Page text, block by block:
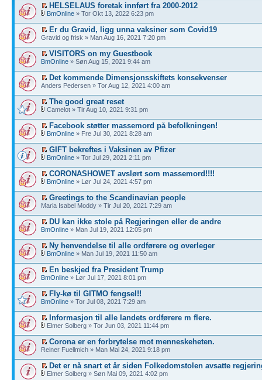
HELSELAUS foretak innført fra 2000-2012
BmOnline » Tor Okt 13, 2022 6:23 pm
Er du Gravid, ligg unna vaksiner som Covid19
Gravid og frisk » Man Aug 16, 2021 7:20 pm
VISITORS on my Guestbook
BmOnline » Søn Aug 15, 2021 9:44 am
Det kommende Dimensjonsskiftets konsekvenser
Anders Pedersen » Tor Aug 12, 2021 4:00 am
The good great reset
Camelot » Tir Aug 10, 2021 9:31 pm
Facebook støtter massemord på befolkningen!
BmOnline » Fre Jul 30, 2021 8:28 am
GIFT bekreftes i Vaksinen av Pfizer
BmOnline » Tor Jul 29, 2021 2:11 pm
CORONASHOWET avslørt som massemord!!!!
BmOnline » Lør Jul 24, 2021 4:57 pm
Greetings to the Scandinavian people
Maria Isabel Moddy » Tir Jul 20, 2021 7:29 am
DU kan ikke stole på Regjeringen eller de andre
BmOnline » Man Jul 19, 2021 12:05 pm
Ny henvendelse til alle ordførere og overleger
BmOnline » Man Jul 19, 2021 11:50 am
En beskjed fra President Trump
BmOnline » Lør Jul 17, 2021 8:01 pm
Fly-kø til GITMO fengsel!!
BmOnline » Tor Jul 08, 2021 7:29 am
Informasjon til alle landets ordførere m flere.
Elmer Solberg » Tor Jun 03, 2021 11:44 pm
Corona er en forbrytelse mot menneskeheten.
Reiner Fuellmich » Man Mai 24, 2021 9:18 pm
Det er nå snart et år siden Folkedomstolen avsatte
Elmer Solberg » Søn Mai 09, 2021 4:02 pm